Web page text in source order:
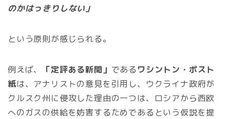
のかはっきりしない」
という原則が感じられる。
例えば、 「定評ある新聞」 であるワシントン・ポスト
紙は、アナリストの意見を引用し、ウクライナ政府が
クルスク州に侵攻した理由の一つは、ロシアから西欧
へのガスの供給を妨害するためであるという仮説を提